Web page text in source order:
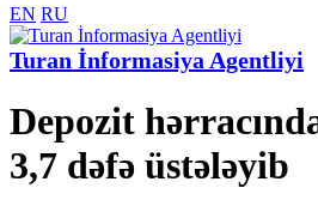
EN RU
Turan İnformasiya Agentliyi
Depozit
3,7 dəfə üstələyib